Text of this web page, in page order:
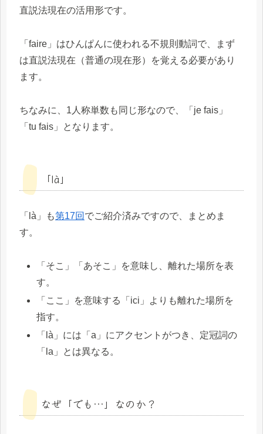
直説法現在の活用形です。
「faire」はひんぱんに使われる不規則動詞で、まず
は直説法現在（普通の現在形）を覚える必要があり
ます。
ちなみに、1人称単数も同じ形なので、「je fais」
「tu fais」となります。
「là」
「là」も第17回 でご紹介済みですので、まとめま
す。
「そこ」「あそこ」を意味し、離れた場所を表
す。
「ここ」を意味する「ici」よりも離れた場所を
指す。
「là」には「a」にアクセントがつき、定冠詞の
「la」とは異なる。
なぜ「でも…」なのか？